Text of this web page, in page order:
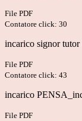
File PDF
Contatore click: 30
incarico signor
File PDF
Contatore click: 43
incarico
File PDF